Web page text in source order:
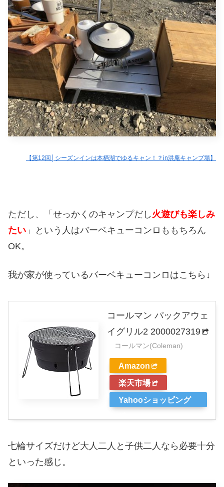
【第12回│シーズンインは本栖湖でゆるキャン！？in洪庵キャンプ場】
ただし、「せっかくのキャンプだし 火遊びも楽しみ
たい 」という人はバーベキューコンロももちろん
OK。
我が家が使っているバーベキューコンロはこちら↓
コールマン パックアウェ
イグリル2 2000027319
コールマン(Coleman)
Amazon
楽天市場
Yahooショッピング
七輪サイズだけど大人二人と子供二人なら必要十分
といった感じ。